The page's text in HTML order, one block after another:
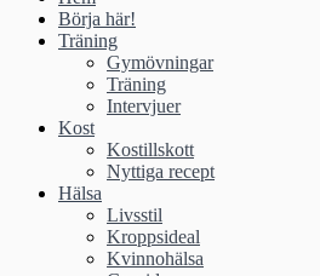
Börja här!
Träning
Gymövningar
Träning
Intervjuer
Kost
Kostillskott
Nyttiga recept
Hälsa
Livsstil
Kroppsideal
Kvinnohälsa